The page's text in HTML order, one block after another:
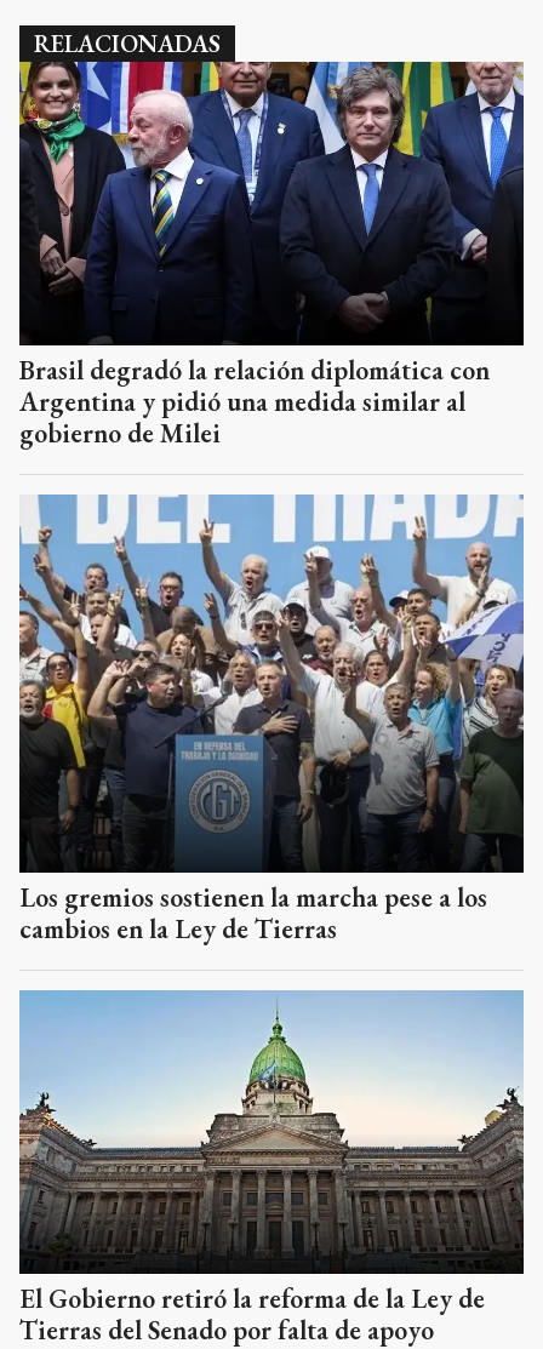
RELACIONADAS
Brasil degradó la relación diplomática con
Argentina y pidió una medida similar al
gobierno de Milei
Los gremios sostienen la marcha pese a los
cambios en la Ley de Tierras
El Gobierno retiró la reforma de la Ley de
Tierras del Senado por falta de apoyo